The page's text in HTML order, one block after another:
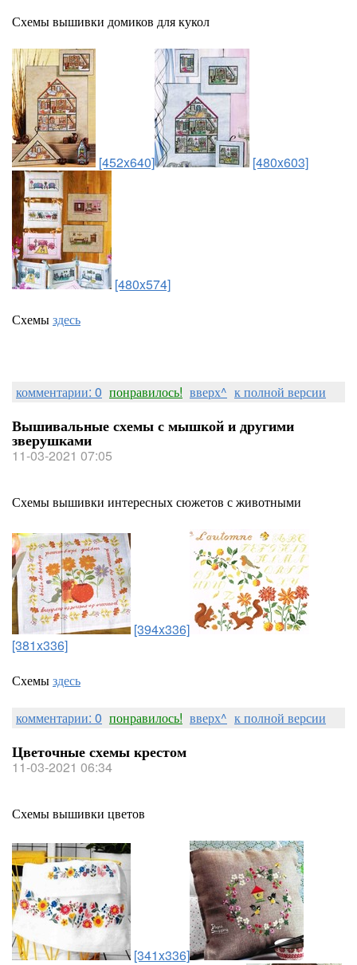
Схемы вышивки домиков для кукол
[452x640] [480x603]
[480x574]
Схемыздесь
комментарии: 0 понравилось! вверх^ к полной версии
Вышивальные схемы с мышкой и другими
зверушками
11-03-2021 07:05
Схемы вышивки интересных сюжетов с животными
[394x336]
[381x336]
Схемыздесь
комментарии: 0 понравилось! вверх^ к полной версии
Цветочные схемы крестом
11-03-2021 06:34
Схемы вышивки цветов
[341x336]